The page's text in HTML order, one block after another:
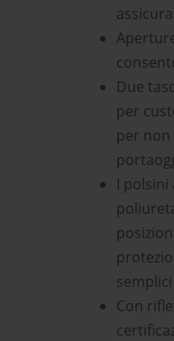
Due
per
per
I
Con